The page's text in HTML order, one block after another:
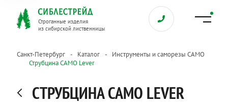
Строганные изделия
из сибирской лиственницы
Санкт-Петербург Каталог
Инструменты и саморезы CAMO
Струбцина CAMO Lever
СТРУБЦИНА CAMO LEVER